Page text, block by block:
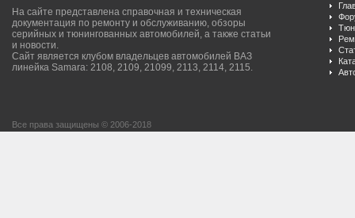
На сайте представлена справочная и техническая
документация по ремонту и обслуживанию, обзоры
серийных и тюнингованных автомобилей, а также статьи
и новости.
Сайт является клубом владельцев автомобилей ВАЗ
линейка Samara: 2108, 2109, 21099, 2113, 2114, 2115.
Все права защищены © 2006-2018